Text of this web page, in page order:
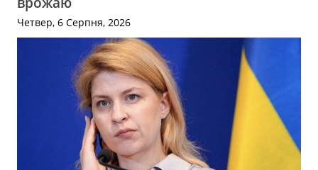
Четвер, 6 Серпня, 2026